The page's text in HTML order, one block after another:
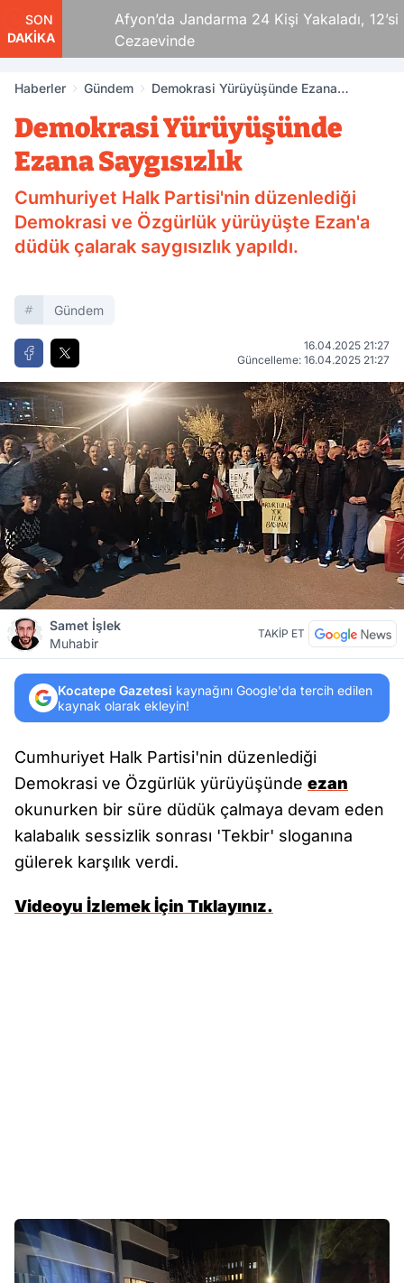
SON
DAKİKA
Afyon’da Jandarma 24 Kişi Yakaladı, 12’si
Cezaevinde
Haberler Gündem
Demokrasi Yürüyüşünde Ezana
Demokrasi Yürüyüşünde
Ezana Saygısızlık
Cumhuriyet Halk Partisi'nin düzenlediği
Demokrasi ve Özgürlük yürüyüşte Ezan'a
düdük çalarak saygısızlık yapıldı.
Gündem
16.04.2025 21:27
Güncelleme: 16.04.2025 21:27
Samet İşlek
Muhabir
TAKİP ET
Kocatepe Gazetesi kaynağını Google'da tercih edilen
kaynak olarak ekleyin!
Cumhuriyet Halk Partisi'nin düzenlediği
Demokrasi ve Özgürlük yürüyüşünde ezan
okunurken bir süre düdük çalmaya devam eden
kalabalık sessizlik sonrası 'Tekbir' sloganına
gülerek karşılık verdi.
Videoyu İzlemek İçin Tıklayınız.